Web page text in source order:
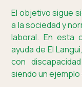
El objetivo sigue
a la sociedad y
laboral. En esta
ayuda de El
con
siendo un